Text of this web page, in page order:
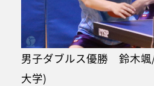
男子ダブルス優勝 鈴木颯
大学)